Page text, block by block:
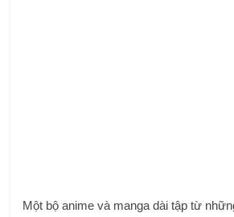
Một bộ anime và manga dài tập từ